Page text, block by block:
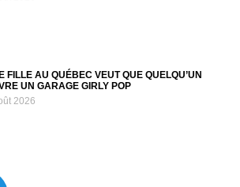
FILLE AU QUÉBEC VEUT QUE QUELQU’UN
UN GARAGE GIRLY POP
2026